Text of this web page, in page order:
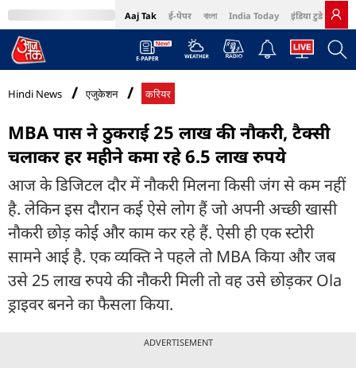
Aaj Tak ई-पेपर বাংলা India Today इंडिया टुडे हिंदी
MumbaiTak Cosmopolitan Harper's Bazaar Northeast
Hindi News एजुकेशन करियर
MBA पास ने ठुकराई 25 लाख की नौकरी, टैक्सी
चलाकर हर महीने कमा रहे 6.5 लाख रुपये
आज के डिजिटल दौर में नौकरी मिलना किसी जंग से कम नहीं
है. लेकिन इस दौरान कई ऐसे लोग हैं जो अपनी अच्छी खासी
नौकरी छोड़ कोई और काम कर रहे हैं. ऐसी ही एक स्टोरी
सामने आई है. एक व्यक्ति ने पहले तो MBA किया और जब
उसे 25 लाख रुपये की नौकरी मिली तो वह उसे छोड़कर Ola
ड्राइवर बनने का फैसला किया.
ADVERTISEMENT